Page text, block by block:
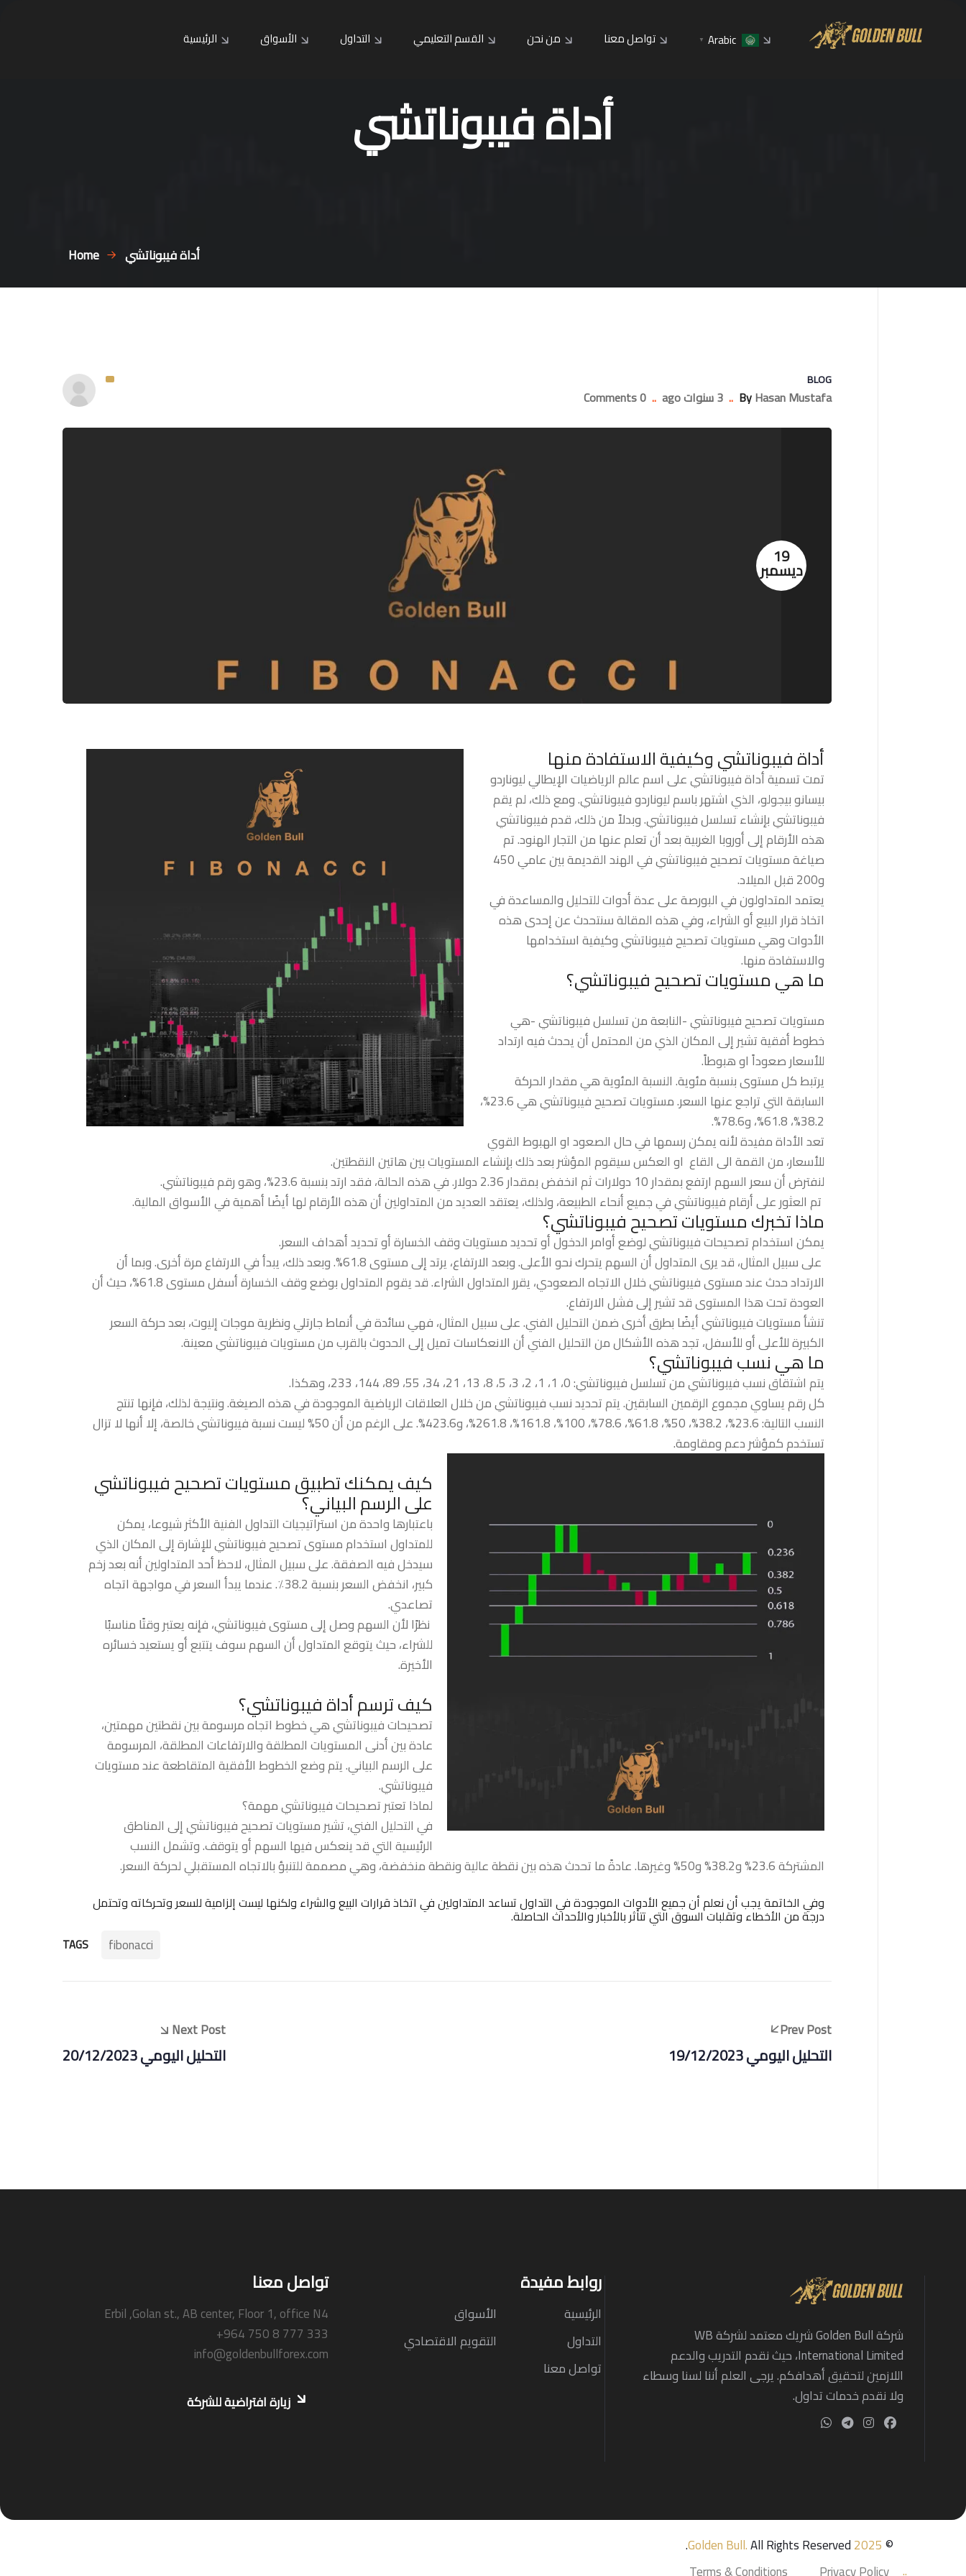
الرئيسية الأسواق التداول القسم التعليمي من نحن تواصل معنا Arabic
▼
أداة فيبوناتشي
Home أداة فيبوناتشي
BLOG
ByHasan Mustafa
.. 3 سنوات ago ..
0 Comments
19
ديسمبر
أداة فيبوناتشي وكيفية الاستفادة منها
تمت تسمية أداة فيبوناتشي على اسم عالم الرياضيات الإيطالي ليوناردو
بيسانو بيجولو، الذي اشتهر باسم ليوناردو فيبوناتشي. ومع ذلك، لم يقم
فيبوناتشي بإنشاء تسلسل فيبوناتشي. وبدلاً من ذلك، قدم فيبوناتشي
هذه الأرقام إلى أوروبا الغربية بعد أن تعلم عنها من التجار الهنود. تم
صياغة مستويات تصحيح فيبوناتشي في الهند القديمة بين عامي 450
و200 قبل الميلاد.
يعتمد المتداولون في البورصة على عدة أدوات للتحليل والمساعدة في
اتخاذ قرار البيع أو الشراء، وفي هذه المقالة سنتحدث عن إحدى هذه
الأدوات وهي مستويات تصحيح فيبوناتشي وكيفية استخدامها
والاستفادة منها.
ما هي مستويات تصحيح فيبوناتشي؟
مستويات تصحيح فيبوناتشي -النابعة من تسلسل فيبوناتشي -هي
خطوط أفقية تشير إلى المكان الذي من المحتمل أن يحدث فيه ارتداد
للأسعار صعوداً او هبوطاً.
يرتبط كل مستوى بنسبة مئوية. النسبة المئوية هي مقدار الحركة
السابقة التي تراجع عنها السعر. مستويات تصحيح فيبوناتشي هي 23.6%،
38.2%، 61.8%، و78.6%.
تعد الأداة مفيدة لأنه يمكن رسمها في حال الصعود او الهبوط القوي
للأسعار، من القمة الى القاع او العكس سيقوم المؤشر بعد ذلك بإنشاء المستويات بين هاتين النقطتين.
لنفترض أن سعر السهم ارتفع بمقدار 10 دولارات ثم انخفض بمقدار 2.36 دولار. في هذه الحالة، فقد ارتد بنسبة 23.6%، وهو رقم فيبوناتشي.
تم العثور على أرقام فيبوناتشي في جميع أنحاء الطبيعة، ولذلك، يعتقد العديد من المتداولين أن هذه الأرقام لها أيضًا أهمية في الأسواق المالية.
ماذا تخبرك مستويات تصحيح فيبوناتشي؟
يمكن استخدام تصحيحات فيبوناتشي لوضع أوامر الدخول أو تحديد مستويات وقف الخسارة أو تحديد أهداف السعر.
على سبيل المثال، قد يرى المتداول أن السهم يتحرك نحو الأعلى. وبعد الارتفاع، يرتد إلى مستوى 61.8%. وبعد ذلك، يبدأ في الارتفاع مرة أخرى. وبما أن
الارتداد حدث عند مستوى فيبوناتشي خلال الاتجاه الصعودي، يقرر المتداول الشراء. قد يقوم المتداول بوضع وقف الخسارة أسفل مستوى 61.8%، حيث أن
العودة تحت هذا المستوى قد تشير إلى فشل الارتفاع.
تنشأ مستويات فيبوناتشي أيضًا بطرق أخرى ضمن التحليل الفني. على سبيل المثال، فهي سائدة في أنماط جارتلي ونظرية موجات إليوت، بعد حركة السعر
الكبيرة للأعلى أو للأسفل، تجد هذه الأشكال من التحليل الفني أن الانعكاسات تميل إلى الحدوث بالقرب من مستويات فيبوناتشي معينة.
ما هي نسب فيبوناتشي؟
يتم اشتقاق نسب فيبوناتشي من تسلسل فيبوناتشي: 0، 1، 1، 2، 3، 5، 8، 13، 21، 34، 55، 89، 144، 233، وهكذا.
كل رقم يساوي مجموع الرقمين السابقين. يتم تحديد نسب فيبوناتشي من خلال العلاقات الرياضية الموجودة في هذه الصيغة. ونتيجة لذلك، فإنها تنتج
النسب التالية: 23.6%، 38.2%، 50%، 61.8%، 78.6%، 100%، 161.8%، 261.8%، و423.6%. على الرغم من أن 50% ليست نسبة فيبوناتشي خالصة، إلا أنها لا تزال
تستخدم كمؤشر دعم ومقاومة.
كيف يمكنك تطبيق مستويات تصحيح فيبوناتشي
على الرسم البياني؟
باعتبارها واحدة من استراتيجيات التداول الفنية الأكثر شيوعا، يمكن
للمتداول استخدام مستوى تصحيح فيبوناتشي للإشارة إلى المكان الذي
سيدخل فيه الصفقة. على سبيل المثال، لاحظ أحد المتداولين أنه بعد زخم
كبير، انخفض السعر بنسبة 38.2٪. عندما يبدأ السعر في مواجهة اتجاه
تصاعدي.
نظرًا لأن السهم وصل إلى مستوى فيبوناتشي، فإنه يعتبر وقتًا مناسبًا
للشراء، حيث يتوقع المتداول أن السهم سوف يتتبع أو يستعيد خسائره
الأخيرة.
كيف ترسم أداة فيبوناتشي؟
تصحيحات فيبوناتشي هي خطوط اتجاه مرسومة بين نقطتين مهمتين،
عادة بين أدنى المستويات المطلقة والارتفاعات المطلقة، المرسومة
على الرسم البياني. يتم وضع الخطوط الأفقية المتقاطعة عند مستويات
فيبوناتشي.
لماذا تعتبر تصحيحات فيبوناتشي مهمة؟
في التحليل الفني، تشير مستويات تصحيح فيبوناتشي إلى المناطق
الرئيسية التي قد ينعكس فيها السهم أو يتوقف. وتشمل النسب
المشتركة 23.6% و38.2% و50% وغيرها. عادةً ما تحدث هذه بين نقطة عالية ونقطة منخفضة، وهي مصممة للتنبؤ بالاتجاه المستقبلي لحركة السعر.
وفي الخاتمة يجب أن نعلم أن جميع الأدوات الموجودة في التداول تساعد المتداولين في اتخاذ قرارات البيع والشراء ولكنها ليست إلزامية للسعر وتحركاته وتحتمل
درجة من الأخطاء وتقلبات السوق التي تتأثر بالأخبار والأحداث الحاصلة.
TAGS fibonacci
Prev Post
التحليل اليومي 19/12/2023
Next Post
التحليل اليومي 20/12/2023
شركة Golden Bull شريك معتمد لشركة WB
International Limited، حيث نقدم التدريب والدعم
اللازمين لتحقيق أهدافكم. يرجى العلم أننا لسنا وسطاء
ولا نقدم خدمات تداول.
روابط مفيدة
الرئيسية
الأسواق
التداول
التقويم الاقتصادي
تواصل معنا
تواصل معنا
Erbil ,Golan st., AB center, Floor 1, office N4
+964 750 8 777 333
info@goldenbullforex.com
زيارة افتراضية للشركة
©
2025
Golden Bull.All Rights Reserved.